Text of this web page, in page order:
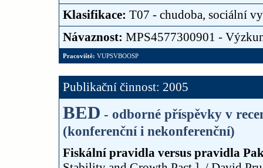
Klasifikace: T07 - chudoba, sociální
Návaznost: MPS4577300901 -
Pracoviště: VUPSVBOOSP
Publikační činnost: 2005
BED - odborné příspěvky v
(konferenční i nekonferenční)
Fiskální pravidla versus pravidla